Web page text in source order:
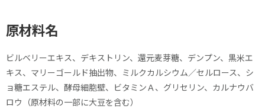
原材料名
ビルベリーエキス、デキストリン、還元麦芽糖、デンプン、黒米エ
キス、マリーゴールド抽出物、ミルクカルシウム／セルロース、シ
ョ糖エステル、酵母細胞壁、ビタミンＡ、グリセリン、カルナウバ
ロウ（原材料の一部に大豆を含む）